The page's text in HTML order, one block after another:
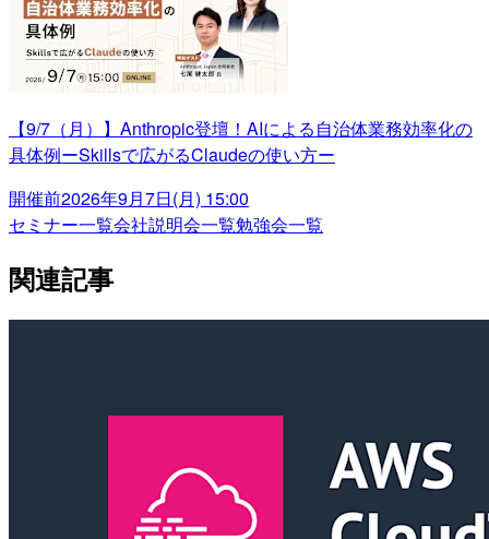
【9/7（月）】Anthropic登壇！AIによる自治体業務効率化の
具体例ーSkillsで広がるClaudeの使い方ー
開催前2026年9月7日(月) 15:00
セミナー一覧会社説明会一覧勉強会一覧
関連記事